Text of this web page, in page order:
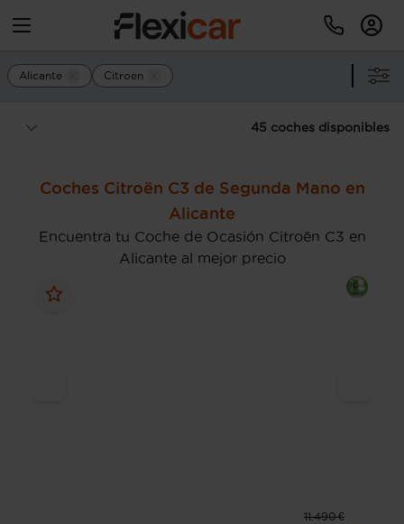
Alicante Citroen
45 coches disponibles
Coches Citroën C3 de Segunda Mano en
Alicante
Encuentra tu Coche de Ocasión Citroën C3 en
Alicante al mejor precio
11.490 €